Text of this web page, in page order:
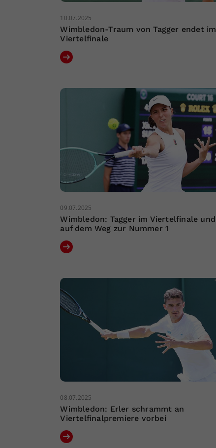
10.07.2025
Wimbledon-Traum von Tagger endet im
Viertelfinale
09.07.2025
Wimbledon: Tagger im Viertelfinale und
auf dem Weg zur Nummer 1
08.07.2025
Wimbledon: Erler schrammt an
Viertelfinalpremiere vorbei